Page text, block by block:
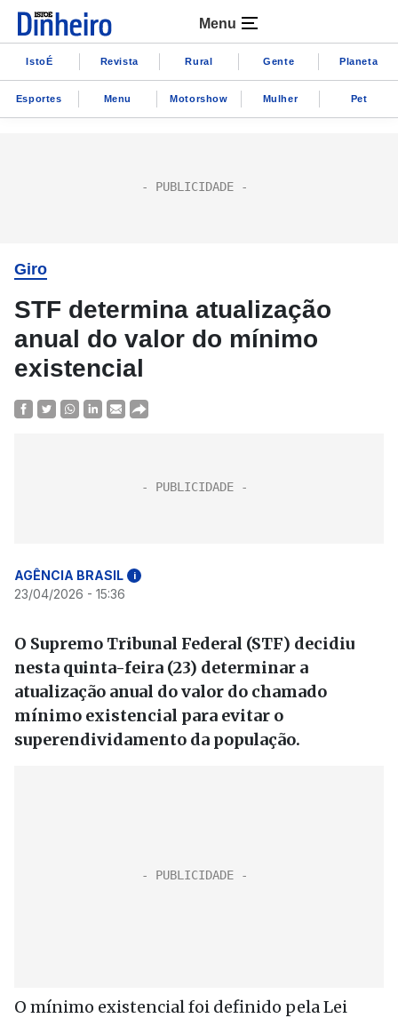
Menu
IstoÉ Revista Rural Gente Planeta
Esportes Menu Motorshow Mulher Pet
Giro
STF determina atualização
anual do valor do mínimo
existencial
AGÊNCIA BRASIL i
23/04/2026 - 15:36
O Supremo Tribunal Federal (STF) decidiu
nesta quinta-feira (23) determinar a
atualização anual do valor do chamado
mínimo existencial para evitar o
superendividamento da população.
O mínimo existencial foi definido pela Lei